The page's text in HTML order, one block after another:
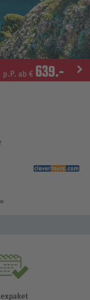
p.P. ab € 639.-